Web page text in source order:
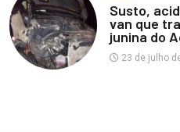
Susto,
van que
junina do
23 de julho